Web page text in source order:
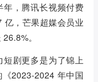
，腾讯长视频付费
，芒果超媒会员业
。
剧更多是为了锦上
2023-2024 年中国